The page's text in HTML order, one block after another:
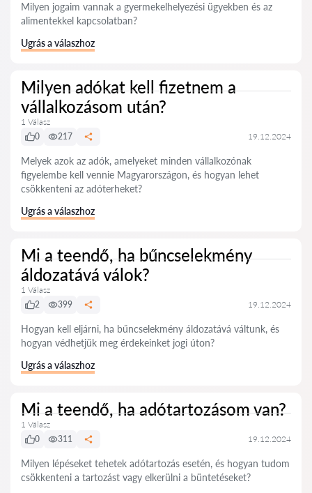
Milyen jogaim vannak a gyermekelhelyezési ügyekben és az
alimentekkel kapcsolatban?
Ugrás a válaszhoz
Milyen adókat kell fizetnem a
vállalkozásom után?
1 Válasz
0
217 19.12.2024
Melyek azok az adók, amelyeket minden vállalkozónak
figyelembe kell vennie Magyarországon, és hogyan lehet
csökkenteni az adóterheket?
Ugrás a válaszhoz
Mi a teendő, ha bűncselekmény
áldozatává válok?
1 Válasz
2
399 19.12.2024
Hogyan kell eljárni, ha bűncselekmény áldozatává váltunk, és
hogyan védhetjük meg érdekeinket jogi úton?
Ugrás a válaszhoz
Mi a teendő, ha adótartozásom van?
1 Válasz
0
311 19.12.2024
Milyen lépéseket tehetek adótartozás esetén, és hogyan tudom
csökkenteni a tartozást vagy elkerülni a büntetéseket?